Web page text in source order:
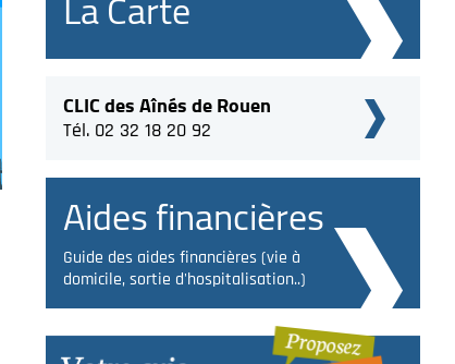
CLIC des Aînés de Rouen
Tél. 02 32 18 20 92
Aides financières
Guide des aides financières (vie à
domicile, sortie d'hospitalisation..)